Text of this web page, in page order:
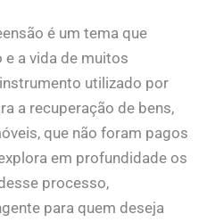
é um tema que
a vida de muitos
utilizado por
a recuperação de bens,
que não foram pagos
em profundidade os
processo,
para quem deseja